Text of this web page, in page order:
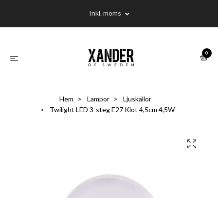
Inkl. moms
0
Hem Lampor
Ljuskällor
Twilight LED 3-steg E27 Klot 4,5cm 4,5W